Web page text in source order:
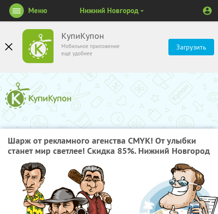
КупиКупон
Мобильное приложение
ещё удобнее
Загрузить
Меню Нижний Новгород
Шарж от рекламного агенства CMYK! От улыбки
станет мир светлее! Скидка 85%. Нижний Новгород